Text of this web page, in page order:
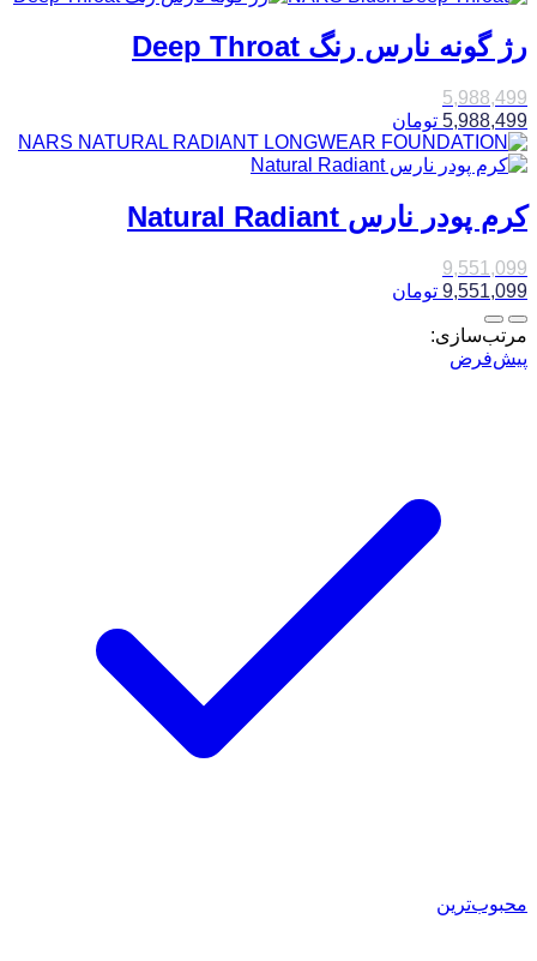
رژ گونه نارس رنگ Deep Throat
5,988,499
5,988,499 تومان
کرم پودر نارس Natural Radiant
9,551,099
9,551,099 تومان
مرتب‌سازی:
پیش‌فرض
محبوب‌ترین